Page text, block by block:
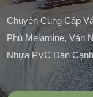
Chuyên Cung Cấp
Phủ Melamine, Ván
Nhựa PVC Dán